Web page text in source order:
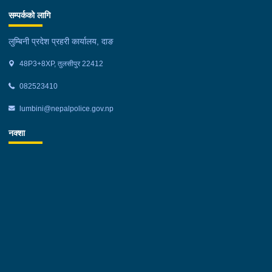
सम्पर्कको लागि
लुम्बिनी प्रदेश प्रहरी कार्यालय, दाङ
48P3+8XP, तुलसीपुर 22412
082523410
lumbini@nepalpolice.gov.np
नक्शा